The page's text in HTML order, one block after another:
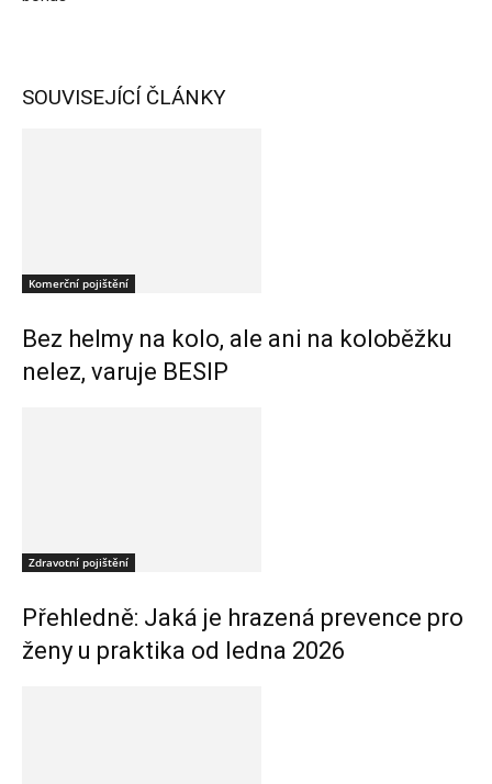
SOUVISEJÍCÍ ČLÁNKY
Komerční pojištění
Bez helmy na kolo, ale ani na koloběžku
nelez, varuje BESIP
Zdravotní pojištění
Přehledně: Jaká je hrazená prevence pro
ženy u praktika od ledna 2026